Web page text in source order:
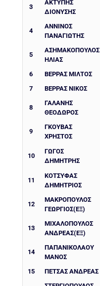
3
ΑΚΤΥΠΗΣ
ΔΙΟΝΥΣΗΣ
4
ΑΝΝΙΝΟΣ
ΠΑΝΑΓΙΩΤΗΣ
5
ΑΣΗΜΑΚΟΠΟΥΛΟΣ
ΗΛΙΑΣ
6
ΒΕΡΡΑΣ ΜΙΛΤΟΣ
7
ΒΕΡΡΑΣ ΝΙΚΟΣ
8
ΓΑΛΑΝΗΣ
ΘΕΟΔΩΡΟΣ
9
ΓΚΟΥΒΑΣ
ΧΡΗΣΤΟΣ
10
ΓΩΓΟΣ
ΔΗΜΗΤΡΗΣ
11
ΚΟΤΣΥΦΑΣ
ΔΗΜΗΤΡΙΟΣ
12
ΜΑΚΡΟΠΟΥΛΟΣ
ΓΕΩΡΓΙΟΣ(ΕΞ)
13
ΜΙΧΑΛΟΠΟΥΛΟΣ
ΑΝΔΡΕΑΣ(ΕΞ)
14
ΠΑΠΑΝΙΚΟΛΑΟΥ
ΜΑΝΟΣ
15
ΠΕΤΣΑΣ ΑΝΔΡΕΑΣ